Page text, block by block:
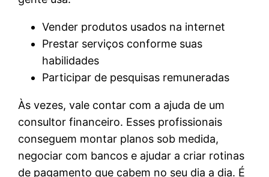
Vender produtos usados na internet
Prestar serviços conforme suas
habilidades
Participar de pesquisas remuneradas
Às vezes, vale contar com a ajuda de um
consultor financeiro. Esses profissionais
conseguem montar planos sob medida,
negociar com bancos e ajudar a criar rotinas
de pagamento que cabem no seu dia a dia. É